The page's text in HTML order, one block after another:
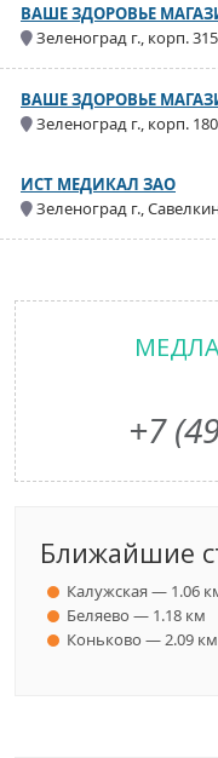
ВАШЕ ЗДОРОВЬЕ
Зеленоград г., корп. 315
ВАШЕ ЗДОРОВЬЕ
Зеленоград г., корп.
ИСТ МЕДИКАЛ ЗАО
Зеленоград г.,
+7
Ближайшие
Калужская — 1.06
Беляево — 1.18 км
Коньково — 2.09 км